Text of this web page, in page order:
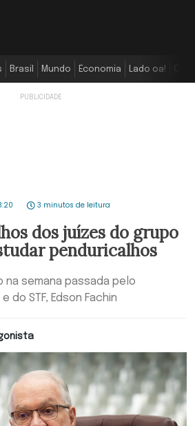
Brasil Mundo Economia Lado oa!
3 minutos de leitura
dos juízes do grupo
penduricalhos
semana passada pelo
do STF, Edson Fachin